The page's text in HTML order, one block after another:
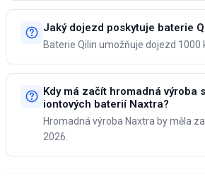
Jaký dojezd poskytuje baterie
Baterie Qilin umožňuje dojezd 1000
Kdy má začít hromadná výroba
iontových baterií Naxtra?
Hromadná výroba Naxtra by měla
2026.